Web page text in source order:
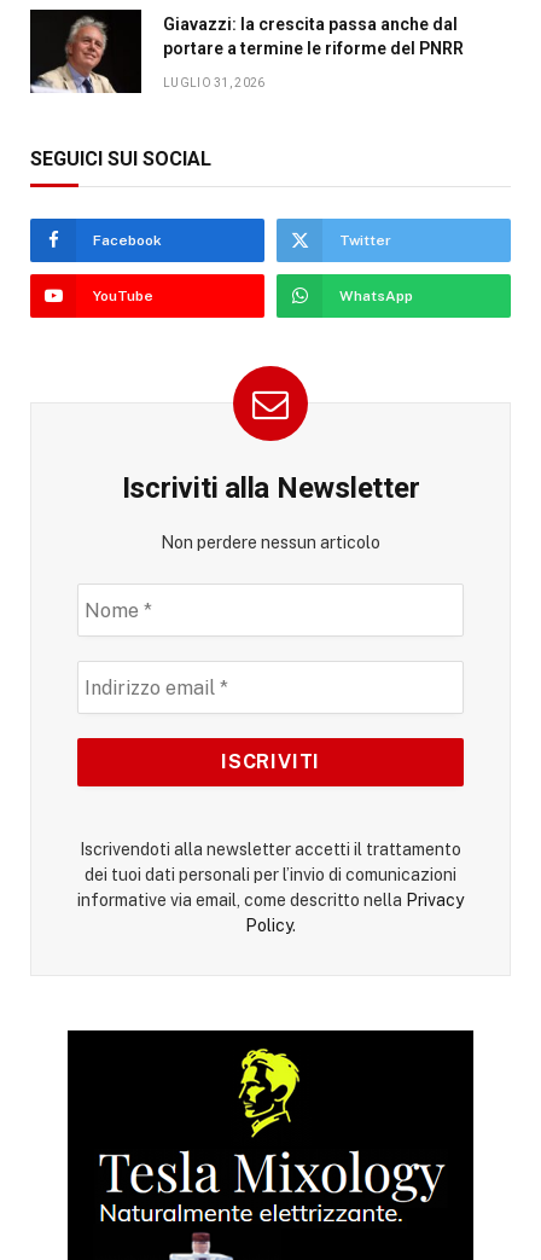
Giavazzi: la crescita passa anche dal
portare a termine le riforme del PNRR
LUGLIO 31, 2026
SEGUICI SUI SOCIAL
Facebook Twitter
YouTube WhatsApp
Iscriviti alla Newsletter
Non perdere nessun articolo
Iscrivendoti alla newsletter accetti il trattamento
dei tuoi dati personali per l’invio di comunicazioni
informative via email, come descritto nella Privacy
Policy.